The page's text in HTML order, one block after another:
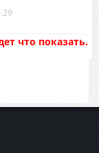
что показать.